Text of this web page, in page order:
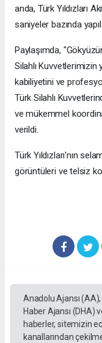
anda, Türk Yıldızları
saniyeler bazında
Paylaşımda,
Silahlı
kabiliyetini ve
Türk Silahlı
ve mükemmel
verildi.
Türk Yıldızları'nın
görüntüleri ve telsiz
Anadolu Ajansı
Haber Ajansı (DHA)
haberler, sitemizin
kanallarından